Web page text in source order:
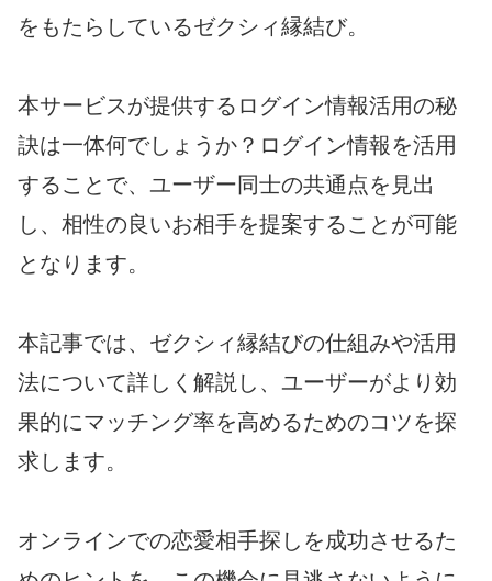
をもたらしているゼクシィ縁結び。
本サービスが提供するログイン情報活用の秘
訣は一体何でしょうか？ログイン情報を活用
することで、ユーザー同士の共通点を見出
し、相性の良いお相手を提案することが可能
となります。
本記事では、ゼクシィ縁結びの仕組みや活用
法について詳しく解説し、ユーザーがより効
果的にマッチング率を高めるためのコツを探
求します。
オンラインでの恋愛相手探しを成功させるた